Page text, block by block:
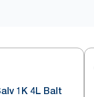
1K 4L Balt